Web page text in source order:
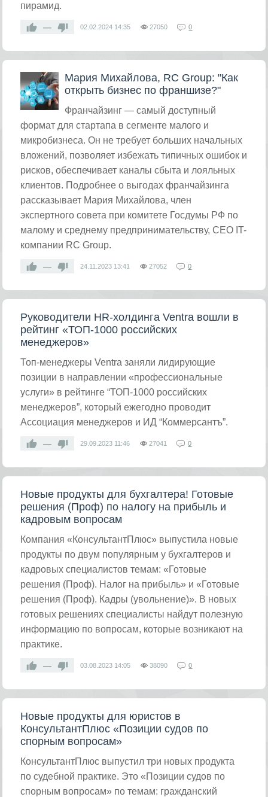
пирамид.
— 02.02.2024 14:35 27050 0
Мария Михайлова, RC Group: "Как
открыть бизнес по франшизе?"
Франчайзинг — самый доступный
формат для стартапа в сегменте малого и
микробизнеса. Он не требует больших начальных
вложений, позволяет избежать типичных ошибок и
рисков, обеспечивает каналы сбыта и лояльных
клиентов. Подробнее о выгодах франчайзинга
рассказывает Мария Михайлова, член
экспертного совета при комитете Госдумы РФ по
малому и среднему предпринимательству, CEO IT-
компании RC Group.
— 24.11.2023 13:41 27052 0
Руководители HR-холдинга Ventra вошли в
рейтинг «ТОП-1000 российских
менеджеров»
Топ-менеджеры Ventra заняли лидирующие
позиции в направлении «профессиональные
услуги» в рейтинге “ТОП-1000 российских
менеджеров”, который ежегодно проводит
Ассоциация менеджеров и ИД “Коммерсантъ”.
— 29.09.2023 11:46 27041 0
Новые продукты для бухгалтера! Готовые
решения (Проф) по налогу на прибыль и
кадровым вопросам
Компания «КонсультантПлюс» выпустила новые
продукты по двум популярным у бухгалтеров и
кадровых специалистов темам: «Готовые
решения (Проф). Налог на прибыль» и «Готовые
решения (Проф). Кадры (увольнение)». В новых
готовых решениях специалисты найдут полезную
информацию по вопросам, которые возникают на
практике.
— 03.08.2023 14:05 38090 0
Новые продукты для юристов в
КонсультантПлюс «Позиции судов по
спорным вопросам»
КонсультантПлюс выпустил три новых продукта
по судебной практике. Это «Позиции судов по
спорным вопросам» по темам: гражданский